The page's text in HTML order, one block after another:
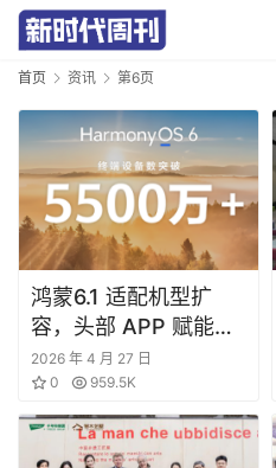
首
首页 资讯 第6页
鸿蒙6.1 适配机型扩
容，头部 APP 赋能生
态迈入成熟新阶段
2026 年 4 月 27 日
0
959.5K